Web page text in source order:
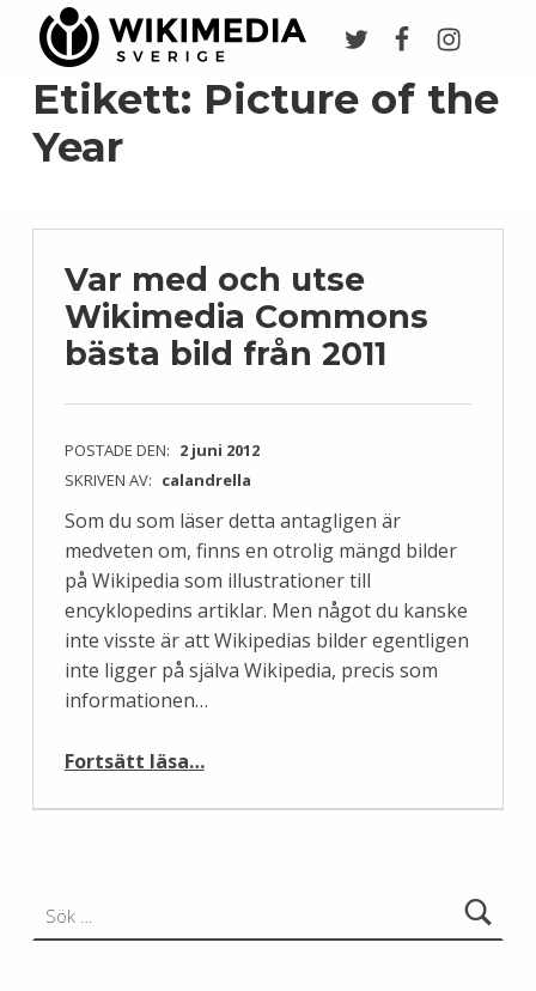
Etikett: Picture of the
Year
Var med och utse
Wikimedia Commons
bästa bild från 2011
POSTADE DEN: 2 juni 2012
SKRIVEN AV: calandrella
Som du som läser detta antagligen är
medveten om, finns en otrolig mängd bilder
på Wikipedia som illustrationer till
encyklopedins artiklar. Men något du kanske
inte visste är att Wikipedias bilder egentligen
inte ligger på själva Wikipedia, precis som
informationen…
Fortsätt läsa“Var med och utse Wikimedia Commons bästa bild från 2011”
…